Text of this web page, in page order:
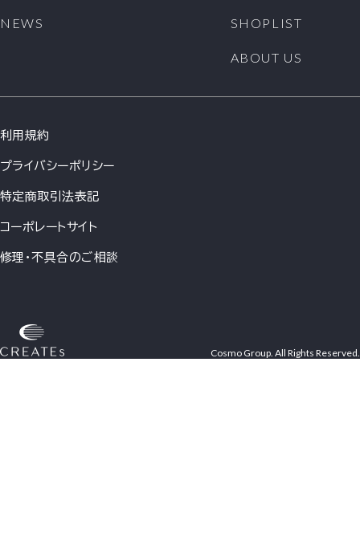
NEWS SHOPLIST
ABOUT US
利用規約
プライバシーポリシー
特定商取引法表記
コーポレートサイト
修理・不具合のご相談
Cosmo Group. All Rights Reserved.